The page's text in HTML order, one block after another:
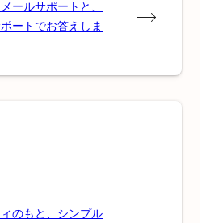
ールサポートと、
ートでお答えしま
のもと、シンプル